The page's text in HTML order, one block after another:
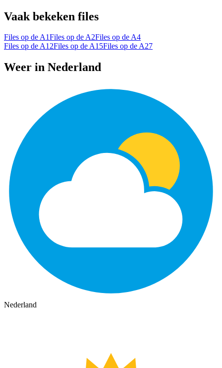
Vaak bekeken files
Files op de A1Files op de A2Files op de A4
Files op de A12Files op de A15Files op de A27
Weer in Nederland
Nederland